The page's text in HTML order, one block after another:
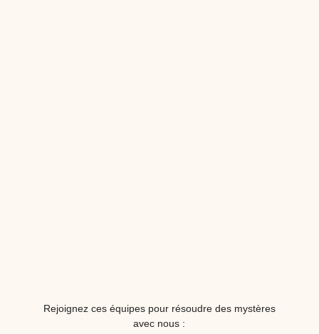
Rejoignez ces équipes pour résoudre des mystères
avec nous :